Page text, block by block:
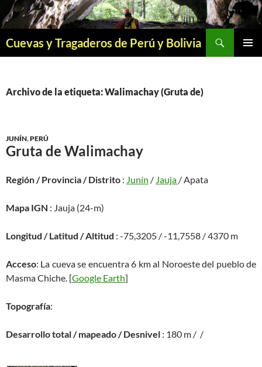
Saltar
al
Cuevas y Tragaderos de Perú y Bolivia
Archivo de la etiqueta: Walimachay (Gruta de)
JUNÍN,PERÚ
Gruta de Walimachay
Región / Provincia / Distrito : Junín / Jauja / Apata
Mapa IGN : Jauja (24-m)
Longitud / Latitud / Altitud : -75,3205 / -11,7558 / 4370 m
Acceso: La cueva se encuentra 6 km al Noroeste del pueblo de
Masma Chiche. [Google Earth]
Topografía:
Desarrollo total / mapeado / Desnivel : 180 m / /